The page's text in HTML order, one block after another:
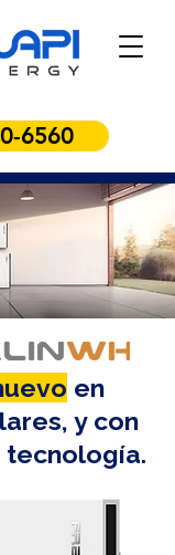
6560
en
y con